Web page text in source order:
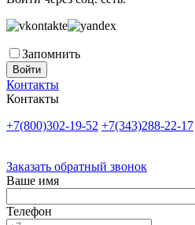
Запомнить
Войти
Контакты
Контакты
+7(800)302-19-52 +7(343)288-22-17
Заказать обратный звонок
Ваше имя
Телефон